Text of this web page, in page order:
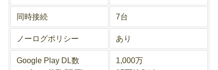
同時接続 7台
ノーログポリシー あり
Google Play DL数
1,000万